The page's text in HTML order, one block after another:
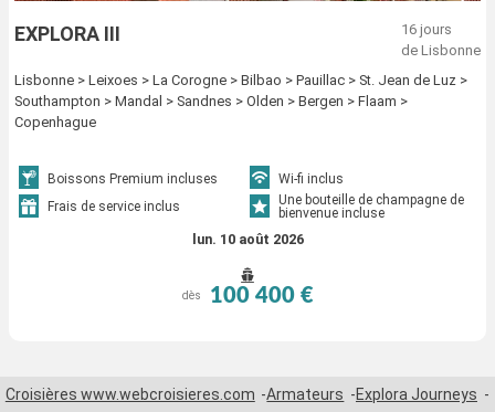
EXPLORA III
16 jours
de Lisbonne
Lisbonne > Leixoes > La Corogne > Bilbao > Pauillac > St. Jean de Luz >
Southampton > Mandal > Sandnes > Olden > Bergen > Flaam >
Copenhague
Boissons Premium incluses
Wi-fi inclus
Frais de service inclus
Une bouteille de champagne de
bienvenue incluse
lun. 10 août 2026
dès 100 400 €
Croisières www.webcroisieres.com Armateurs
Explora Journeys